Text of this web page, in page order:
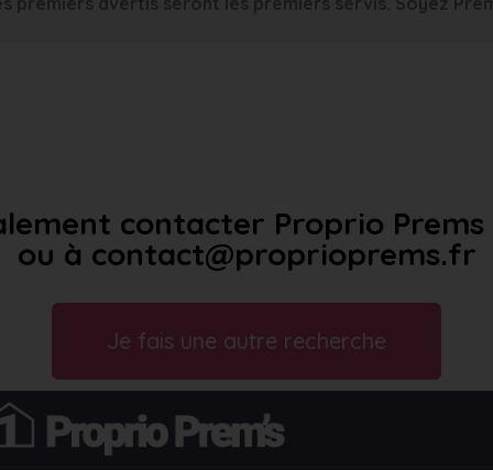
contacter Proprio Prems
ou à contact@proprioprems.fr
Je fais une autre recherche